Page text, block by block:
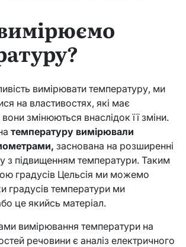
вимірювати температуру, ми
на властивостях, які має
змінюються внаслідок її зміни.
температуру вимірювали
заснована на розширенні
з підвищенням температури. Таким
градусів Цельсія ми можемо
градусів температури ми
це якийсь матеріал.
вимірювання температури на
речовини є аналіз електричного